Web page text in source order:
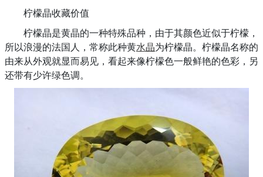
柠檬晶收藏价值
柠檬晶是黄晶的一种特殊品种，由于其颜色近似于柠檬，
所以浪漫的法国人，常称此种黄水晶为柠檬晶。柠檬晶名称的
由来从外观就显而易见，看起来像柠檬色一般鲜艳的色彩，另
还带有少许绿色调。